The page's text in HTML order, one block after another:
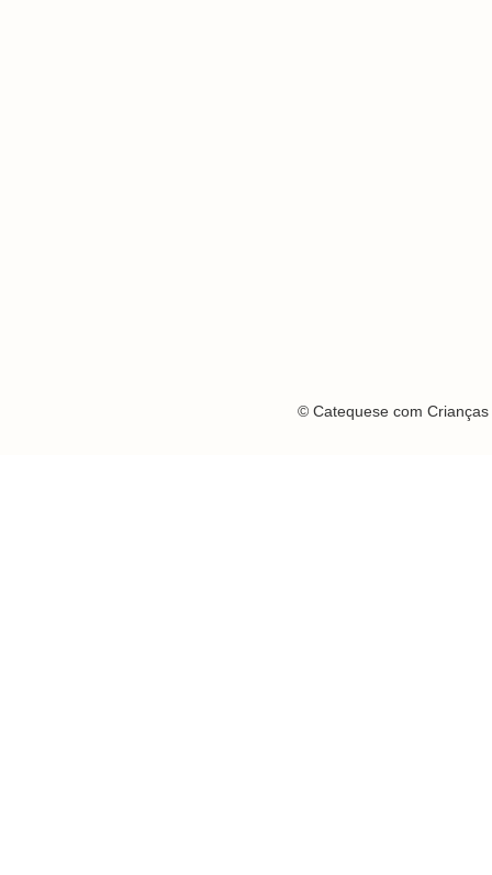
© Catequese com